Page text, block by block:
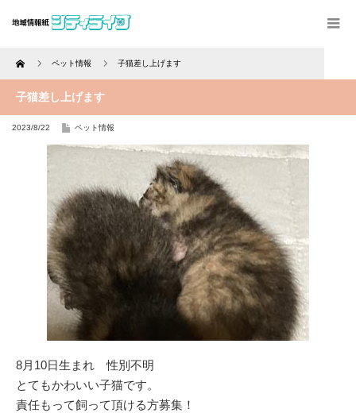
Home ペット情報 子猫差し上げます
子猫差し上げます
2023/8/22 ペット情報
8月10日生まれ 性別不明
とてもかわいい子猫です。
責任もって飼って頂ける方募集！